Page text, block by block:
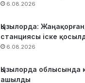
6.08.2026
Қызылорда:
станциясы іске
6.08.2026
Қызылорда облысында
ашылды